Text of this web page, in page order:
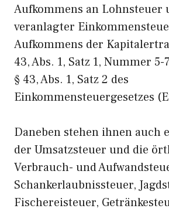
Aufkommens an Lohnsteuer
veranlagter
Aufkommens der
43, Abs. 1, Satz 1, Nummer
§ 43, Abs. 1, Satz 2 des
Einkommensteuergesetzes
Daneben stehen ihnen auch
der Umsatzsteuer und die
Verbrauch- und
Schankerlaubnissteuer,
Fischereisteuer,